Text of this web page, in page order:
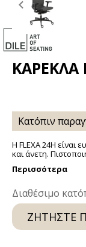
Previous
slide
ΚΑΡΈΚΛΑ
Κατόπιν
Η FLEXA 24H είναι
και άνετη.
Περισσότερα
Διαθέσιμο
ΖΗΤΉΣΤΕ